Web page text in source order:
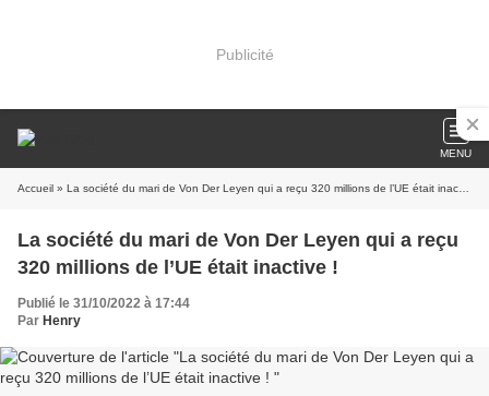
Publicité
MENU
Accueil » La société du mari de Von Der Leyen qui a reçu 320 millions de l’UE était inactive !
La société du mari de Von Der Leyen qui a reçu
320 millions de l’UE était inactive !
Publié le 31/10/2022 à 17:44
Par Henry